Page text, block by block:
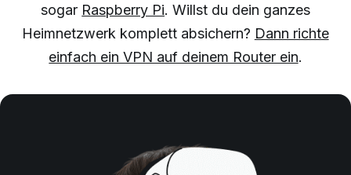
sogar Raspberry Pi. Willst du dein ganzes
Heimnetzwerk komplett absichern? Dann richte
einfach ein VPN auf deinem Router ein.